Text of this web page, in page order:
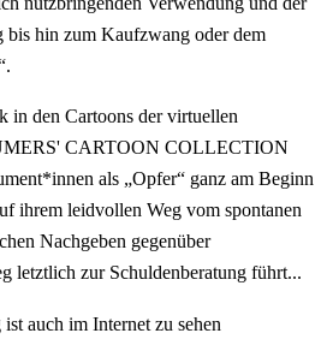
bis hin zum Kaufzwang oder dem
in den Cartoons der virtuellen
CARTOON COLLECTION
als „Opfer“ ganz am Beginn
ihrem leidvollen Weg vom spontanen
Nachgeben gegenüber
letztlich zur Schuldenberatung führt...
auch im Internet zu sehen